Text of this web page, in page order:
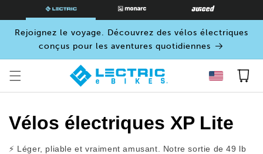
Rejoignez le voyage. Découvrez des vélos électriques
conçus pour les aventures quotidiennes
Panier
Vélos électriques XP Lite
⚡ Léger, pliable et vraiment amusant. Notre sortie de 49 lb